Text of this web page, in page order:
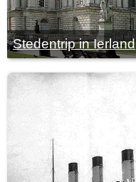
Stedentrip in Ierland